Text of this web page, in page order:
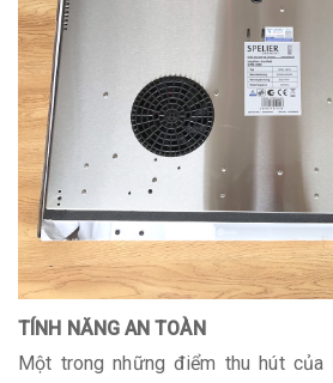
TÍNH NĂNG AN TOÀN
Một trong những điểm thu hút